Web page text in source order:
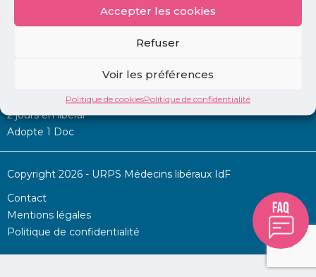
Accepter les cookies
Refuser
Voir les préférences
Politique de cookiesPolitique de confidentialité
Permanence d’aide à l’installation
2 jours en libéral
Adopte 1 Doc
Copyright 2026 - URPS Médecins libéraux IdF
Contact
Mentions légales
Politique de confidentialité